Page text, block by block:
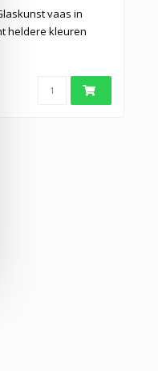
vaas in
heldere kleuren